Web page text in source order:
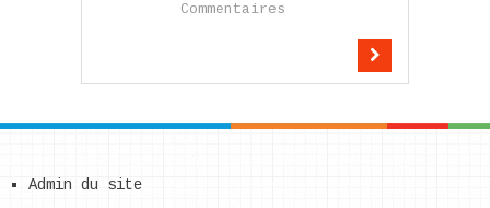
Commentaires
Admin du site